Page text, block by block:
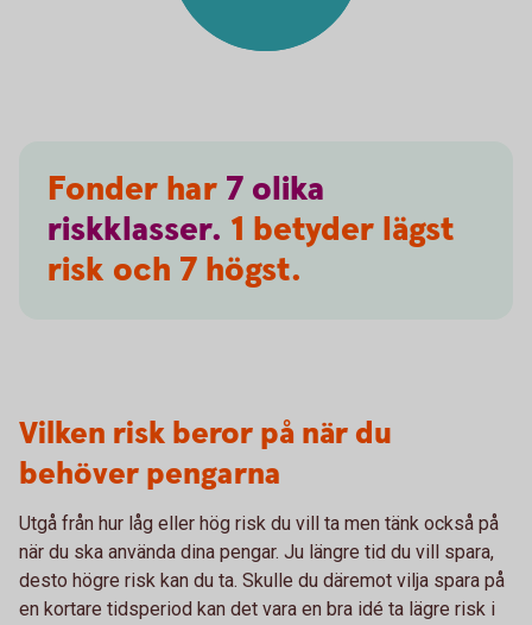
Fonder har 7 olika
riskklasser. 1 betyder lägst
risk och 7 högst.
Vilken risk beror på när du
behöver pengarna
Utgå från hur låg eller hög risk du vill ta men tänk också på
när du ska använda dina pengar. Ju längre tid du vill spara,
desto högre risk kan du ta. Skulle du däremot vilja spara på
en kortare tidsperiod kan det vara en bra idé ta lägre risk i